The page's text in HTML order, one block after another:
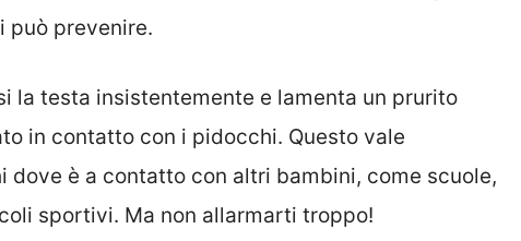
può prevenire.
la testa insistentemente e lamenta un prurito
in contatto con i pidocchi. Questo vale
è a contatto con altri bambini, come scuole,
sportivi. Ma non allarmarti troppo!